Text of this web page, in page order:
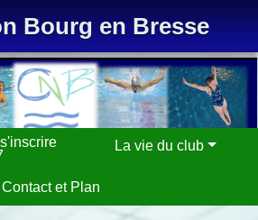
Bourg en Bresse
La vie du club
Contact et Plan